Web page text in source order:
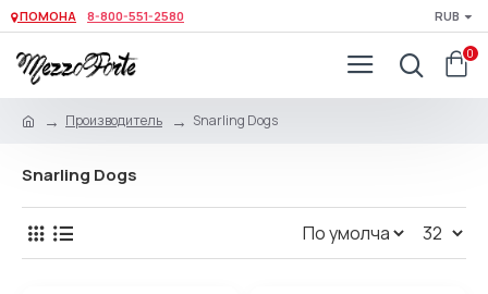
ПОМОНА 8-800-551-2580 RUB
0
Производитель Snarling Dogs
Snarling Dogs